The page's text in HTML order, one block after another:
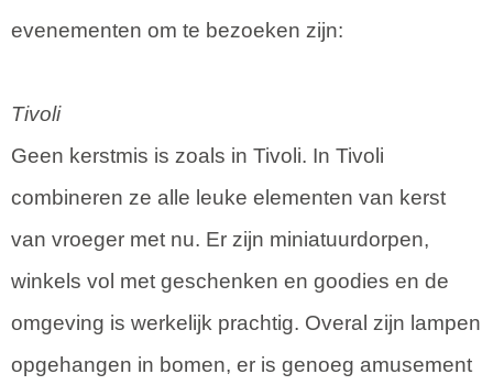
evenementen om te bezoeken zijn:
Tivoli
Geen kerstmis is zoals in Tivoli. In Tivoli
combineren ze alle leuke elementen van kerst
van vroeger met nu. Er zijn miniatuurdorpen,
winkels vol met geschenken en goodies en de
omgeving is werkelijk prachtig. Overal zijn lampen
opgehangen in bomen, er is genoeg amusement